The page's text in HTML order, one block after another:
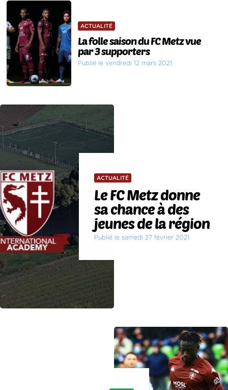
ACTUALITÉ
La folle saison du FC Metz vue
par 3 supporters
Publié le vendredi 12 mars 2021
ACTUALITÉ
Le FC Metz donne
sa chance à des
jeunes de la région
Publié le samedi 27 février 2021